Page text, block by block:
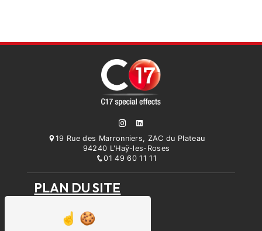
19 Rue des Marronniers, ZAC du Plateau
94240 L'Haÿ-les-Roses
01 49 60 11 11
PLAN DU SITE
Prestation